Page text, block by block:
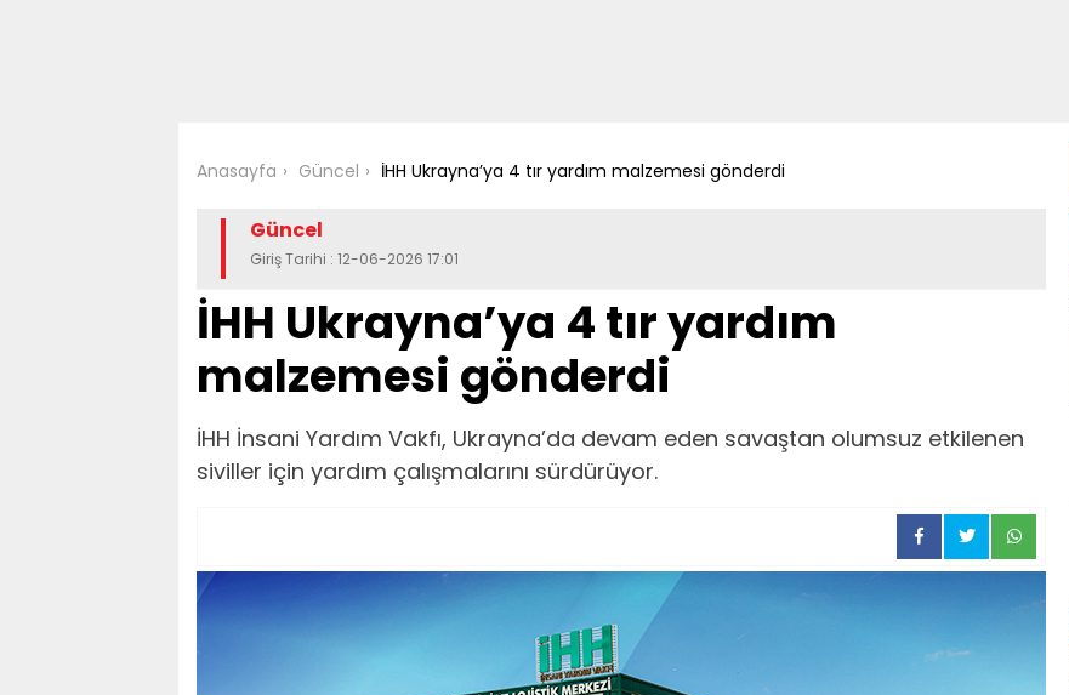
Anasayfa Güncel İHH Ukrayna’ya 4 tır yardım malzemesi gönderdi
Güncel
Giriş Tarihi : 12-06-2026 17:01
İHH Ukrayna’ya 4 tır yardım
malzemesi gönderdi
İHH İnsani Yardım Vakfı, Ukrayna’da devam eden savaştan olumsuz etkilenen
siviller için yardım çalışmalarını sürdürüyor.